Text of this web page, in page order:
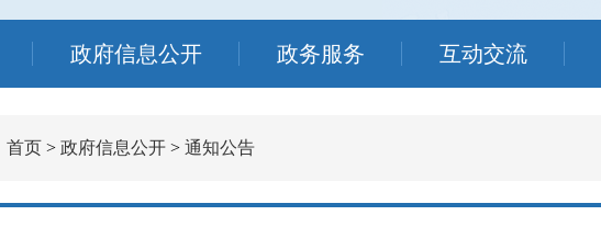
政府信息公开 政务服务 互动交流
首页 > 政府信息公开 > 通知公告